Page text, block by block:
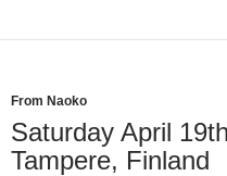
From Naoko
Saturday April
Tampere, Finland